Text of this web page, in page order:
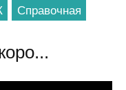
Справочная